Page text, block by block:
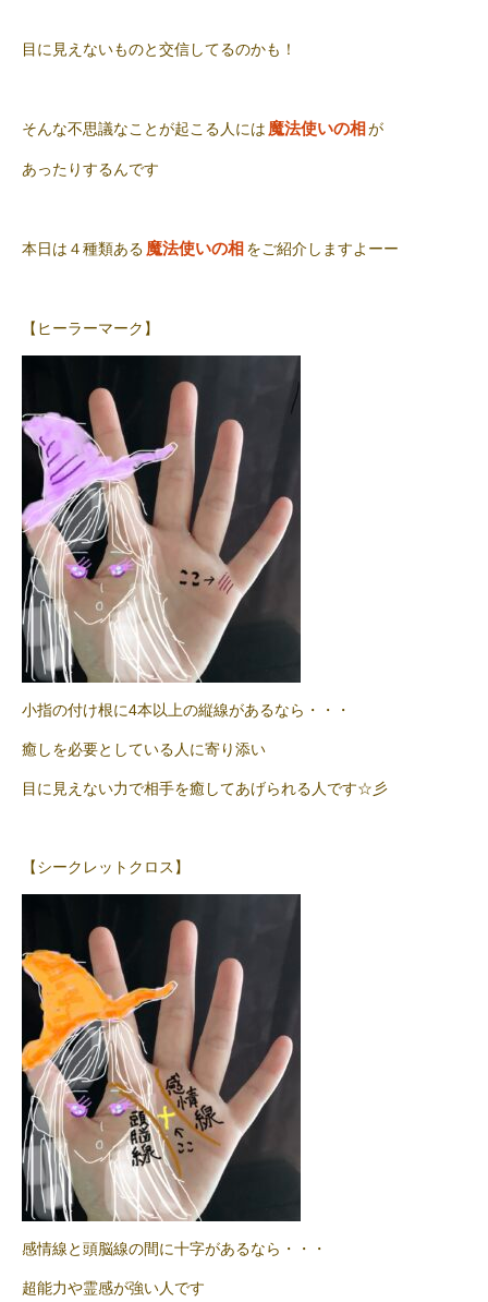
目に見えないものと交信してるのかも！
そんな不思議なことが起こる人には 魔法使いの相が
あったりするんです
本日は４種類ある 魔法使いの相 をご紹介しますよーー
【ヒーラーマーク】
小指の付け根に4本以上の縦線があるなら・・・
癒しを必要としている人に寄り添い
目に見えない力で相手を癒してあげられる人です☆彡
【シークレットクロス】
感情線と頭脳線の間に十字があるなら・・・
超能力や霊感が強い人です